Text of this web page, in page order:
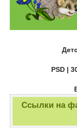
PSD |
Ссылки на